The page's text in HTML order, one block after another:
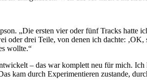
„Die ersten vier oder fünf Tracks
drei Teile, von denen ich dachte:
wollte.“
– das war komplett neu für mich.
kam durch Experimentieren zustande,